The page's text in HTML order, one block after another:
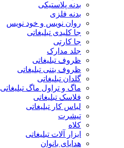
بدنه پلاستیکی
بدنه فلزی
روان نویس و خود نویس
جا کلیدی تبلیغاتی
جا کارتی
جلد مدارک
ظروف تبلیغاتی
ظروف بتنی تبلیغاتی
گلدان تبلیغاتی
ماگ و تراول ماگ تبلیغاتی
فلاسک تبلیغاتی
لباس کار تبلیغاتی
تیشرت
کلاه
ابزار آلات تبلیغاتی
هدایای بانوان